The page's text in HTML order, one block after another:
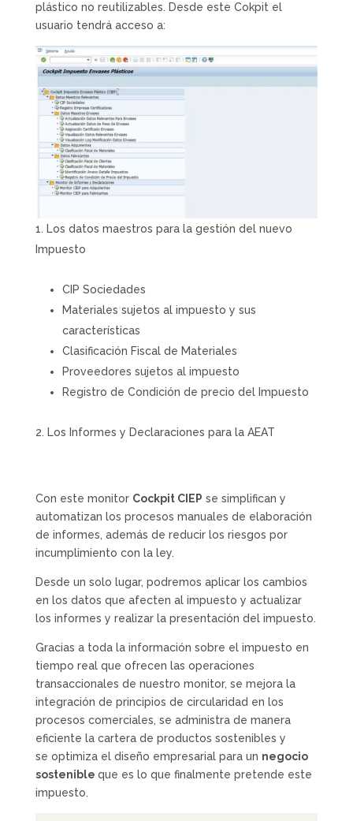
plástico no reutilizables. Desde este Cokpit el
usuario tendrá acceso a:
Los datos maestros para la gestión del nuevo
Impuesto
CIP Sociedades
Materiales sujetos al impuesto y sus
características
Clasificación Fiscal de Materiales
Proveedores sujetos al impuesto
Registro de Condición de precio del Impuesto
Los Informes y Declaraciones para la AEAT
Con este monitor Cockpit CIEP se simplifican y
automatizan los procesos manuales de elaboración
de informes, además de reducir los riesgos por
incumplimiento con la ley.
Desde un solo lugar, podremos aplicar los cambios
en los datos que afecten al impuesto y actualizar
los informes y realizar la presentación del impuesto.
Gracias a toda la información sobre el impuesto en
tiempo real que ofrecen las operaciones
transaccionales de nuestro monitor, se mejora la
integración de principios de circularidad en los
procesos comerciales, se administra de manera
eficiente la cartera de productos sostenibles y
se optimiza el diseño empresarial para un negocio
sostenible que es lo que finalmente pretende este
impuesto.